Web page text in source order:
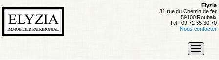
Elyzia
31 rue du Chemin de fer
59100 Roubaix
Tél : 09 72 35 30 70
Nous contacter
Toggle